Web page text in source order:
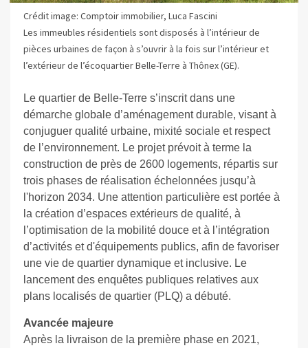
Crédit image: Comptoir immobilier, Luca Fascini
Les immeubles résidentiels sont disposés à l’intérieur de
pièces urbaines de façon à s’ouvrir à la fois sur l’intérieur et
l’extérieur de l’écoquartier Belle-Terre à Thônex (GE).
Le quartier de Belle-Terre s’inscrit dans une
démarche globale d’aménagement durable, visant à
conjuguer qualité urbaine, mixité sociale et respect
de l’environnement. Le projet prévoit à terme la
construction de près de 2600 logements, répartis sur
trois phases de réalisation échelonnées jusqu’à
l'horizon 2034. Une attention particulière est portée à
la création d’espaces extérieurs de qualité, à
l’optimisation de la mobilité douce et à l’intégration
d’activités et d'équipements publics, afin de favoriser
une vie de quartier dynamique et inclusive. Le
lancement des enquêtes publiques relatives aux
plans localisés de quartier (PLQ) a débuté.
Avancée majeure
Après la livraison de la première phase en 2021,